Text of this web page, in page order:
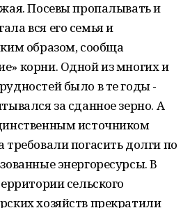
Посевы пропалывать и
вся его семья и
образом, сообща
корни. Одной из многих и
было в те годы -
за сданное зерно. А
источником
погасить долги по
энергоресурсы. В
сельского
хозяйств прекратили